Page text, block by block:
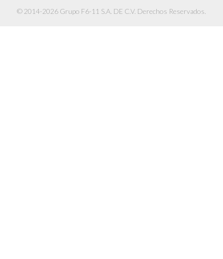
© 2014-2026 Grupo F6-11 S.A. DE C.V. Derechos Reservados.